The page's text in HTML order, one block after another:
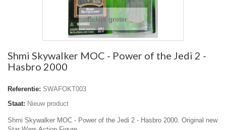
Bekijk groter
Shmi Skywalker MOC - Power of the Jedi 2 -
Hasbro 2000
Referentie: SWAFOKT003
Staat: Nieuw product
Shmi Skywalker MOC - Power of the Jedi 2 - Hasbro 2000. Original new